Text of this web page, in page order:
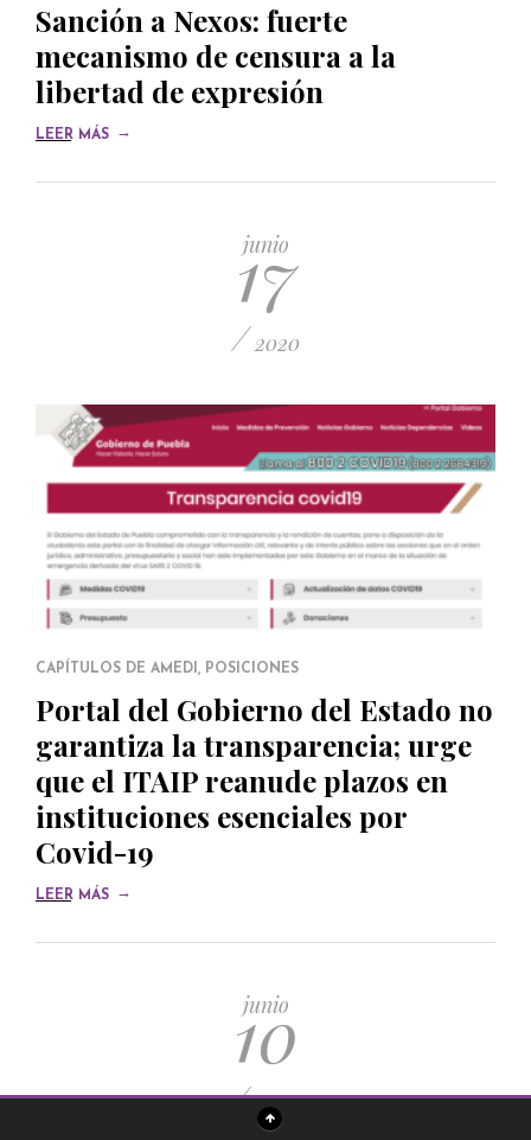
Sanción a Nexos: fuerte
mecanismo de censura a la
libertad de expresión
LEER MÁS →
junio
17
/ 2020
CAPÍTULOS DE AMEDI, POSICIONES
Portal del Gobierno del Estado no
garantiza la transparencia; urge
que el ITAIP reanude plazos en
instituciones esenciales por
Covid-19
LEER MÁS →
junio
10
/2020